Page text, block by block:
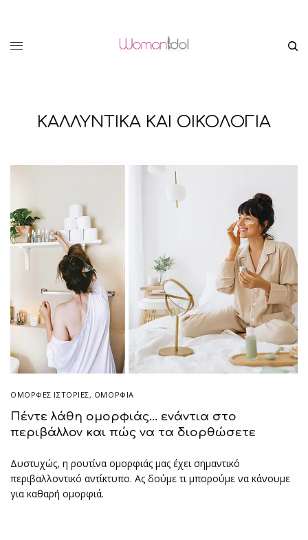
ΚΑΛΛΥΝΤΙΚΑ ΚΑΙ ΟΙΚΟΛΟΓΙΑ
ΌΜΟΡΦΕΣ ΙΣΤΟΡΊΕΣ, ΟΜΟΡΦΙΑ
Πέντε λάθη ομορφιάς… ενάντια στο
περιβάλλον και πώς να τα διορθώσετε
Δυστυχώς, η ρουτίνα ομορφιάς μας έχει σημαντικό
περιβαλλοντικό αντίκτυπο. Ας δούμε τι μπορούμε να κάνουμε
για καθαρή ομορφιά.